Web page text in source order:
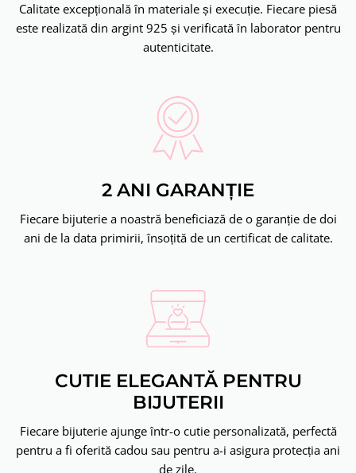
Calitate excepțională în materiale și execuție. Fiecare piesă
este realizată din argint 925 și verificată în laborator pentru
autenticitate.
2 ANI GARANȚIE
Fiecare bijuterie a noastră beneficiază de o garanție de doi
ani de la data primirii, însoțită de un certificat de calitate.
CUTIE ELEGANTĂ PENTRU
BIJUTERII
Fiecare bijuterie ajunge într-o cutie personalizată, perfectă
pentru a fi oferită cadou sau pentru a-i asigura protecția ani
de zile.